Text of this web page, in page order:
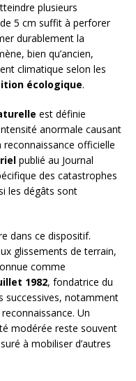
plusieurs
5 cm suffit à perforer
durablement la
bien qu’ancien,
climatique selon les
écologique.
est définie
anormale causant
officielle
publié au Journal
des catastrophes
les dégâts sont
dans ce dispositif.
glissements de terrain,
comme
1982, fondatrice du
successives, notamment
Un
modérée reste souvent
à mobiliser d’autres